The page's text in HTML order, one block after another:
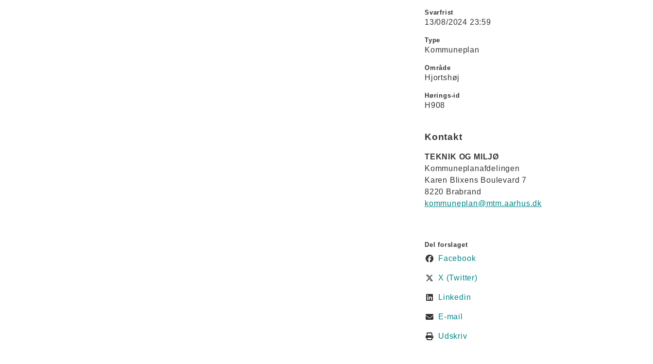
Svarfrist
13/08/2024 23:59
Type
Kommuneplan
Område
Hjortshøj
Hørings-id
H908
Kontakt
TEKNIK OG MILJØ
Kommuneplanafdelingen
Karen Blixens Boulevard 7
8220 Brabrand
kommuneplan@mtm.aarhus.dk
Del forslaget
Facebook
X (Twitter)
Linkedin
E-mail
Udskriv